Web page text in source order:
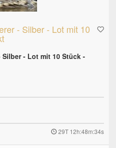
- Silber - Lot mit 10
Silber - Lot mit 10 Stück -
29T 12h:48m:33s